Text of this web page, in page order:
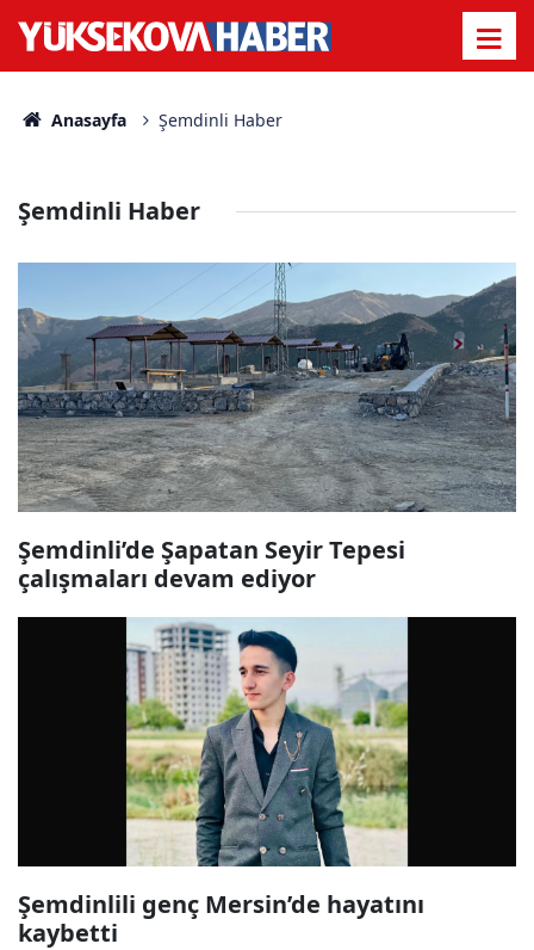
Anasayfa Şemdinli Haber
Şemdinli Haber
Şemdinli’de Şapatan Seyir Tepesi
çalışmaları devam ediyor
Şemdinlili genç Mersin’de hayatını
kaybetti